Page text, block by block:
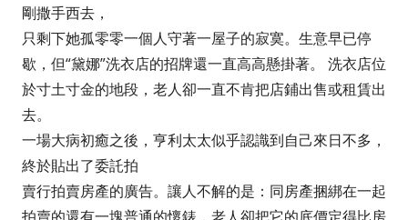
剛撒手西去，
只剩下她孤零零一個人守著一屋子的寂寞。生意早已停
歇，但“黛娜”洗衣店的招牌還一直高高懸掛著。 洗衣店位
於寸土寸金的地段，老人卻一直不肯把店鋪出售或租賃出
去。
一場大病初癒之後，亨利太太似乎認識到自己來日不多，
終於貼出了委託拍
賣行拍賣房產的廣告。讓人不解的是：同房產捆綁在一起